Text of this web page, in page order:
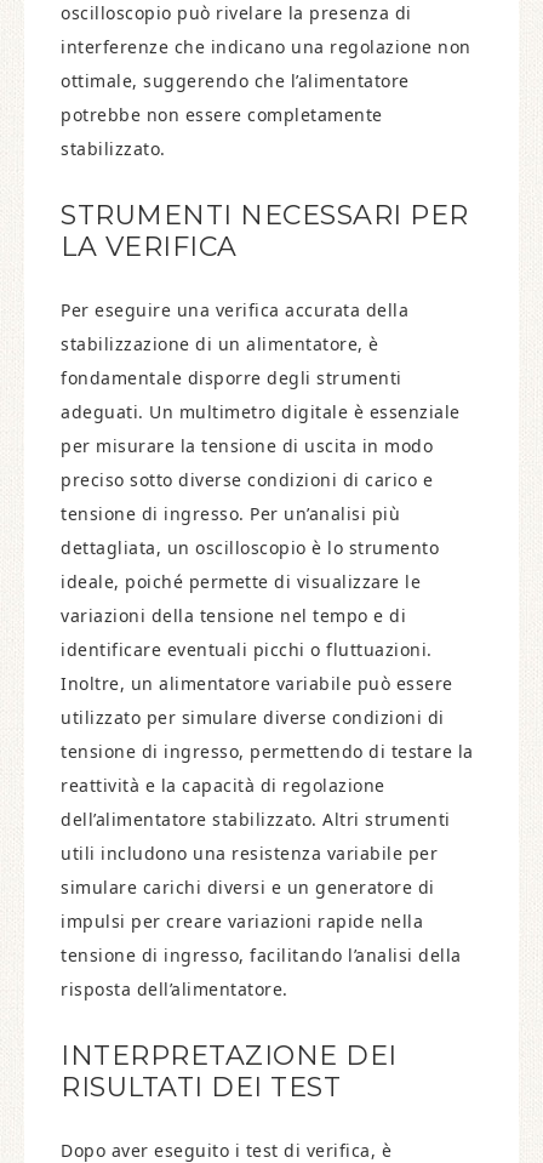
oscilloscopio può rivelare la presenza di
interferenze che indicano una regolazione non
ottimale, suggerendo che l’alimentatore
potrebbe non essere completamente
stabilizzato.
STRUMENTI NECESSARI PER
LA VERIFICA
Per eseguire una verifica accurata della
stabilizzazione di un alimentatore, è
fondamentale disporre degli strumenti
adeguati. Un multimetro digitale è essenziale
per misurare la tensione di uscita in modo
preciso sotto diverse condizioni di carico e
tensione di ingresso. Per un’analisi più
dettagliata, un oscilloscopio è lo strumento
ideale, poiché permette di visualizzare le
variazioni della tensione nel tempo e di
identificare eventuali picchi o fluttuazioni.
Inoltre, un alimentatore variabile può essere
utilizzato per simulare diverse condizioni di
tensione di ingresso, permettendo di testare la
reattività e la capacità di regolazione
dell’alimentatore stabilizzato. Altri strumenti
utili includono una resistenza variabile per
simulare carichi diversi e un generatore di
impulsi per creare variazioni rapide nella
tensione di ingresso, facilitando l’analisi della
risposta dell’alimentatore.
INTERPRETAZIONE DEI
RISULTATI DEI TEST
Dopo aver eseguito i test di verifica, è